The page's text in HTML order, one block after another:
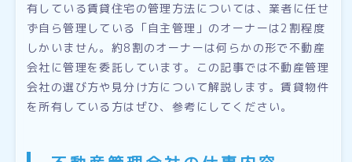
有している賃貸住宅の管理方法については、業者に任せ
ず自ら管理している「自主管理」のオーナーは2割程度
しかいません。約8割のオーナーは何らかの形で不動産
会社に管理を委託しています。この記事では不動産管理
会社の選び方や見分け方について解説します。賃貸物件
を所有している方はぜひ、参考にしてください。